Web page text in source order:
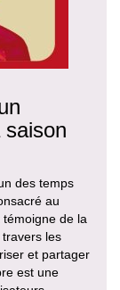
des temps
au
de la
les
et partager
est une